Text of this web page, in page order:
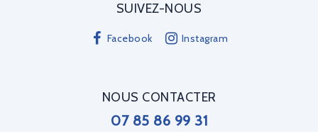
SUIVEZ-NOUS
Facebook Instagram
NOUS CONTACTER
07 85 86 99 31